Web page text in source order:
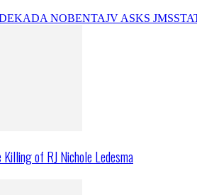
NOBENTAJV ASKS JMS
of RJ Nichole Ledesma